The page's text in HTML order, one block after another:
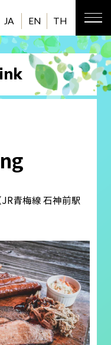
JA EN TH
青梅線 石神前駅